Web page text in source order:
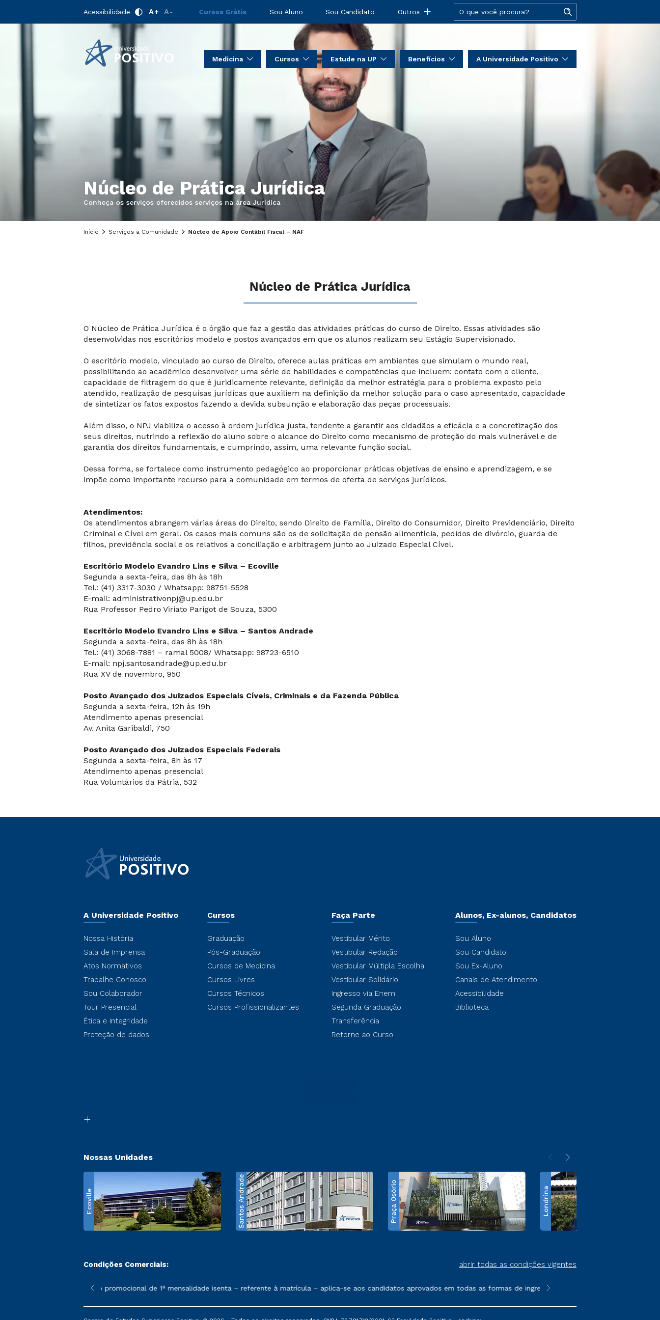
Acessibilidade A+ A- Cursos Grátis Sou Aluno Sou Candidato Outros
Medicina Cursos Estude na UP Benefícios A Universidade Positivo
Núcleo de Prática Jurídica
Conheça os serviços oferecidos serviços na área Jurídica
Início Serviços a Comunidade Núcleo de Apoio Contábil Fiscal – NAF
Núcleo de Prática Jurídica
O Núcleo de Prática Jurídica é o órgão que faz a gestão das atividades práticas do curso de Direito. Essas atividades são
desenvolvidas nos escritórios modelo e postos avançados em que os alunos realizam seu Estágio Supervisionado.
O escritório modelo, vinculado ao curso de Direito, oferece aulas práticas em ambientes que simulam o mundo real,
possibilitando ao acadêmico desenvolver uma série de habilidades e competências que incluem: contato com o cliente,
capacidade de filtragem do que é juridicamente relevante, definição da melhor estratégia para o problema exposto pelo
atendido, realização de pesquisas jurídicas que auxiliem na definição da melhor solução para o caso apresentado, capacidade
de sintetizar os fatos expostos fazendo a devida subsunção e elaboração das peças processuais.
Além disso, o NPJ viabiliza o acesso à ordem jurídica justa, tendente a garantir aos cidadãos a eficácia e a concretização dos
seus direitos, nutrindo a reflexão do aluno sobre o alcance do Direito como mecanismo de proteção do mais vulnerável e de
garantia dos direitos fundamentais, e cumprindo, assim, uma relevante função social.
Dessa forma, se fortalece como instrumento pedagógico ao proporcionar práticas objetivas de ensino e aprendizagem, e se
impõe como importante recurso para a comunidade em termos de oferta de serviços jurídicos.
Atendimentos:
Os atendimentos abrangem várias áreas do Direito, sendo Direito de Família, Direito do Consumidor, Direito Previdenciário, Direito
Criminal e Cível em geral. Os casos mais comuns são os de solicitação de pensão alimentícia, pedidos de divórcio, guarda de
filhos, previdência social e os relativos a conciliação e arbitragem junto ao Juizado Especial Cível.
Escritório Modelo Evandro Lins e Silva – Ecoville
Segunda a sexta-feira, das 8h às 18h
Tel.: (41) 3317-3030 / Whatsapp: 98751-5528
E-mail: administrativonpj@up.edu.br
Rua Professor Pedro Viriato Parigot de Souza, 5300
Escritório Modelo Evandro Lins e Silva – Santos Andrade
Segunda a sexta-feira, das 8h às 18h
Tel.: (41) 3068-7881 – ramal 5008/ Whatsapp: 98723-6510
E-mail: npj.santosandrade@up.edu.br
Rua XV de novembro, 950
Posto Avançado dos Juizados Especiais Cíveis, Criminais e da Fazenda Pública
Segunda a sexta-feira, 12h às 19h
Atendimento apenas presencial
Av. Anita Garibaldi, 750
Posto Avançado dos Juizados Especiais Federais
Segunda a sexta-feira, 8h às 17
Atendimento apenas presencial
Rua Voluntários da Pátria, 532
A Universidade Positivo
Nossa História
Sala de Imprensa
Atos Normativos
Trabalhe Conosco
Sou Colaborador
Tour Presencial
Ética e Integridade
Proteção de dados
Cursos
Graduação
Pós-Graduação
Cursos de Medicina
Cursos Livres
Cursos Técnicos
Cursos Profissionalizantes
Faça Parte
Vestibular Mérito
Vestibular Redação
Vestibular Múltipla Escolha
Vestibular Solidário
Ingresso via Enem
Segunda Graduação
Transferência
Retorne ao Curso
Alunos, Ex-alunos, Candidatos
Sou Aluno
Sou Candidato
Sou Ex-Aluno
Canais de Atendimento
Acessibilidade
Biblioteca
Nossas Unidades
Ecoville Santos Andrade Praça Osório Londrina
Condições Comerciais: abrir todas as condições vigentes
sofrer alterações nos períodos de rematrícula conforme exposto no contrato de prestação de serviços
*A condição promocional de 1ª mensalidade isenta – referente à matrícula – aplica-se aos candidatos aprovados em todas as formas de ingresso, exceto na prova on-line ou
**Semipresencial é um formato do